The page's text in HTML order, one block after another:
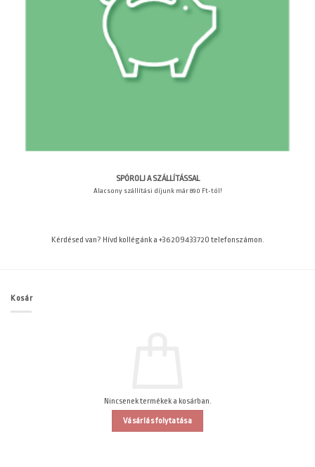
SPÓROLJ A SZÁLLÍTÁSSAL
Alacsony szállítási díjunk már 890 Ft-tól!
Kérdésed van? Hívd kollégánk a +36209433720 telefonszámon.
Kosár
Nincsenek termékek a kosárban.
Vásárlás folytatása